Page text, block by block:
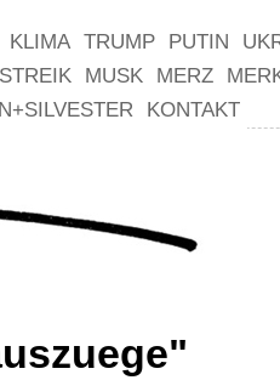
KLIMA TRUMP PUTIN
STREIK MUSK MERZ
KONTAKT